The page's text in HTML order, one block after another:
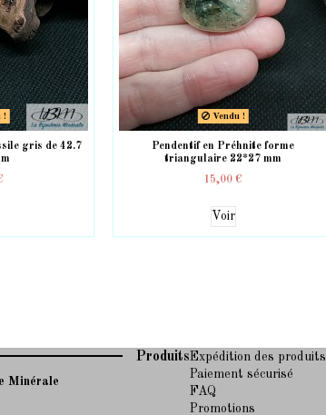
!
gris de 42.7
Vendu !
Pendentif en Préhnite forme
triangulaire 22*27 mm
15,00 €
Voir
Minérale
ProduitsExpédition des produits
Paiement sécurisé
FAQ
Promotions